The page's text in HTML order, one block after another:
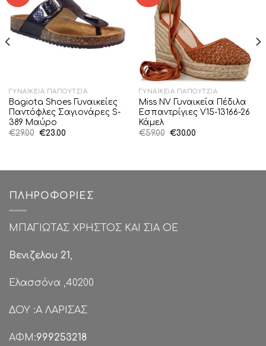
ΓΥΝΑΙΚΕΊΑ ΠΑΠΟΎΤΣΙΑ
Bagiota Shoes Γυναικείες
Παντόφλες Σαγιονάρες S-
389 Μαύρο
€29.00 Original
€23.00Η
ΓΥΝΑΙΚΕΊΑ ΠΑΠΟΎΤΣΙΑ
Miss NV Γυναικεία Πέδιλα
Εσπαντρίγιες V15-13166-26
Κάμελ
€59.00 Original
€30.00Η
ΠΛΗΡΟΦΟΡΊΕΣ
ΜΠΑΓΙΩΤΑΣ ΧΡΗΣΤΟΣ ΚΑΙ ΣΙΑ ΟΕ
Βενιζελου 21,
Ελασσόνα ,40200
ΔΟΥ :Α ΛΑΡΙΣΑΣ
ΑΦΜ:999253218